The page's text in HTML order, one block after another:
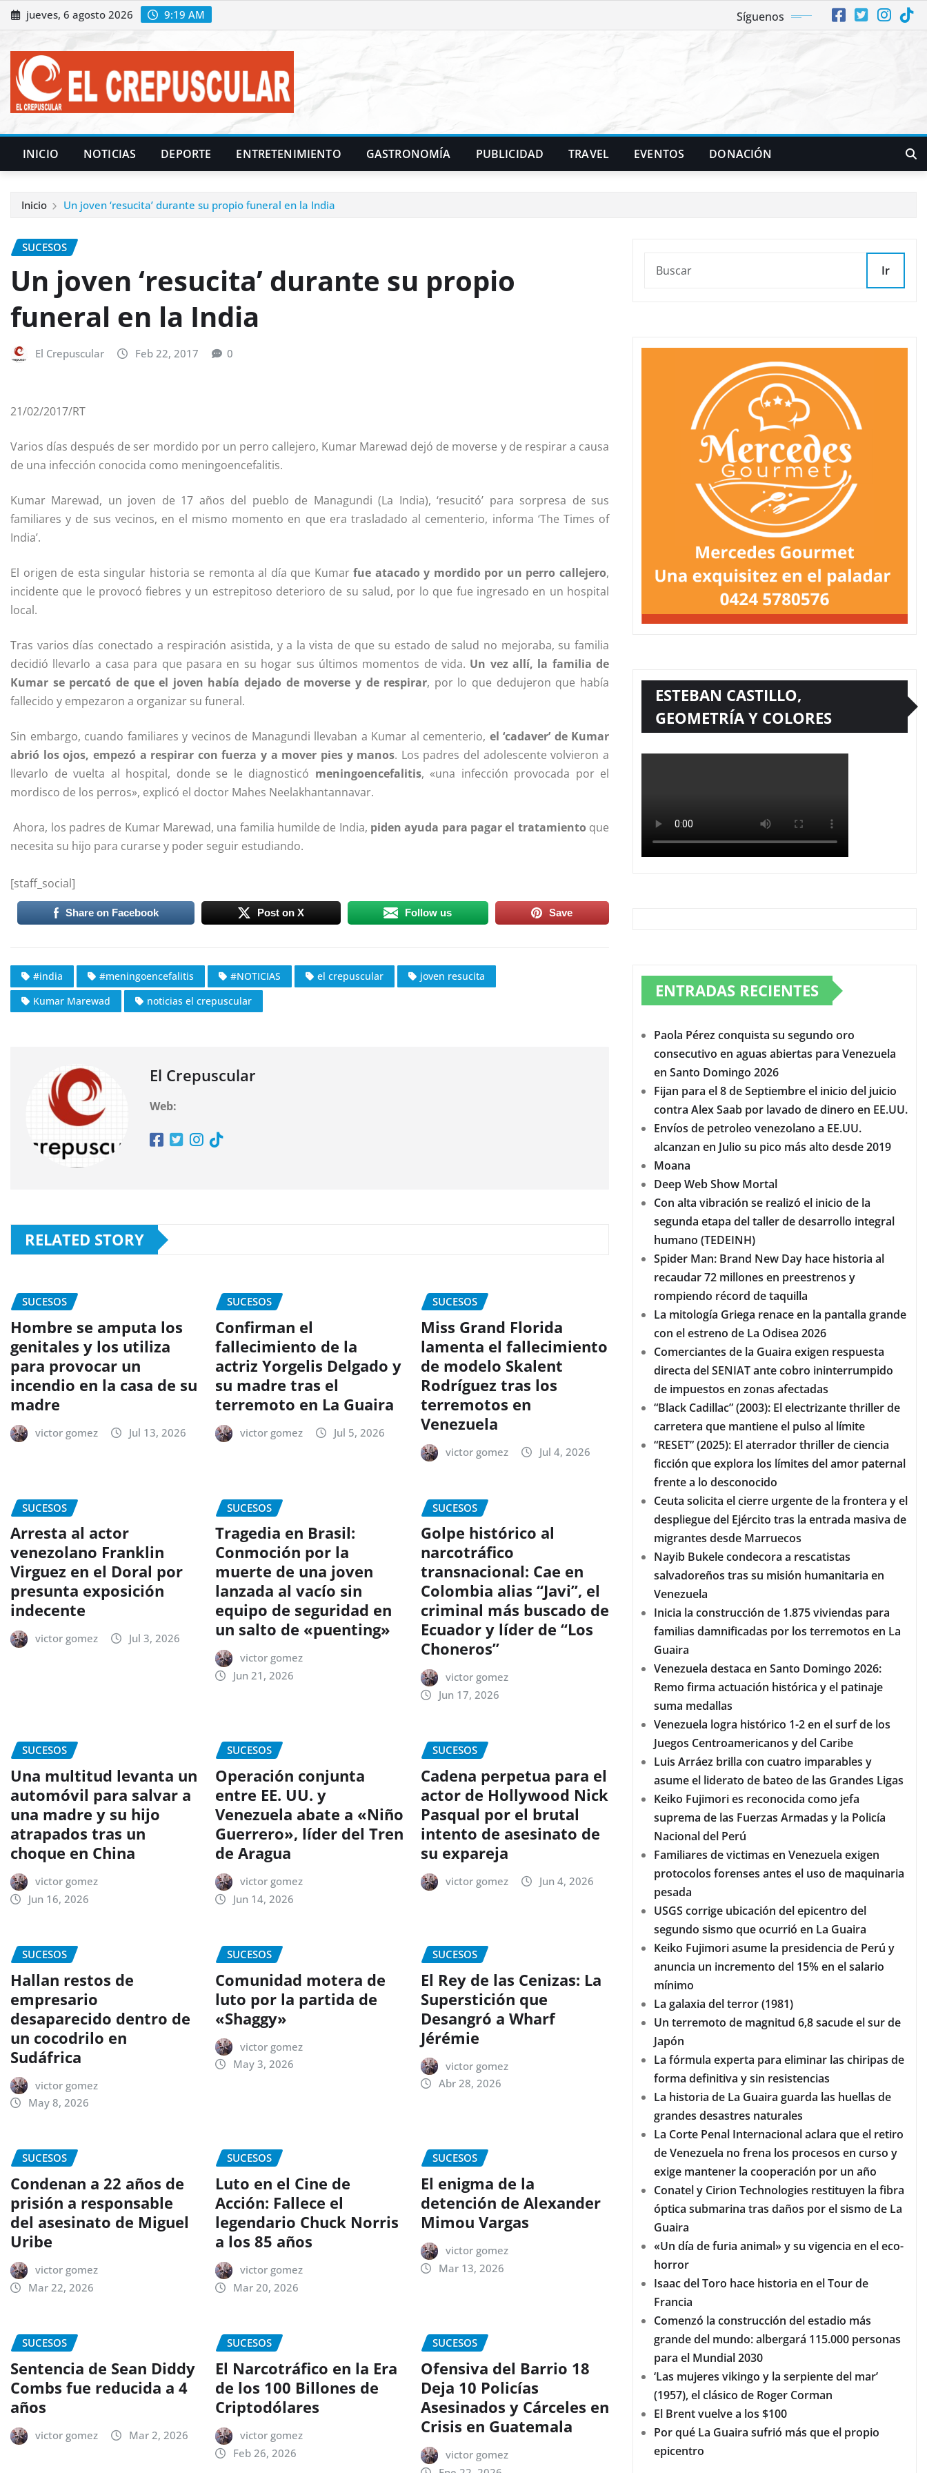
Saltar
al
jueves, 6 agosto 2026 9:19 AM Síguenos
INICIO NOTICIAS DEPORTE ENTRETENIMIENTO GASTRONOMÍA PUBLICIDAD TRAVEL EVENTOS DONACIÓN
Inicio Un joven ‘resucita’ durante su propio funeral en la India
SUCESOS
Un joven ‘resucita’ durante su propio
funeral en la India
El Crepuscular Feb 22, 2017 0
21/02/2017/RT
Varios días después de ser mordido por un perro callejero, Kumar Marewad dejó de moverse y de respirar a causa
de una infección conocida como meningoencefalitis.
Kumar Marewad, un joven de 17 años del pueblo de Managundi (La India), ‘resucitó’ para sorpresa de sus
familiares y de sus vecinos, en el mismo momento en que era trasladado al cementerio, informa ‘The Times of
India’.
El origen de esta singular historia se remonta al día que Kumarfue atacado y mordido por un perro callejero,
incidente que le provocó fiebres y un estrepitoso deterioro de su salud, por lo que fue ingresado en un hospital
local.
Tras varios días conectado a respiración asistida, y a la vista de que su estado de salud no mejoraba, su familia
decidió llevarlo a casa para que pasara en su hogar sus últimos momentos de vida. Un vez allí, la familia de
Kumar se percató de que el joven había dejado de moverse y de respirar, por lo que dedujeron que había
fallecido y empezaron a organizar su funeral.
Sin embargo, cuando familiares y vecinos de Managundi llevaban a Kumar al cementerio, el ‘cadaver’ de Kumar
abrió los ojos, empezó a respirar con fuerza y a mover pies y manos. Los padres del adolescente volvieron a
llevarlo de vuelta al hospital, donde se le diagnosticó meningoencefalitis, «una infección provocada por el
mordisco de los perros», explicó el doctor Mahes Neelakhantannavar.
Ahora, los padres de Kumar Marewad, una familia humilde de India, piden ayuda para pagar el tratamiento que
necesita su hijo para curarse y poder seguir estudiando.
[staff_social]
Share on Facebook Post on X Follow us Save
#india #meningoencefalitis #NOTICIAS el crepuscular
joven resucita
Kumar Marewad
noticias el crepuscular
El Crepuscular
Web:
RELATED STORY
SUCESOS
Hombre se amputa los
genitales y los utiliza
para provocar un
incendio en la casa de su
madre
victor gomez Jul 13, 2026
SUCESOS
Confirman el
fallecimiento de la
actriz Yorgelis Delgado y
su madre tras el
terremoto en La Guaira
victor gomez Jul 5, 2026
SUCESOS
Miss Grand Florida
lamenta el fallecimiento
de modelo Skalent
Rodríguez tras los
terremotos en
Venezuela
victor gomez Jul 4, 2026
SUCESOS
Arresta al actor
venezolano Franklin
Virguez en el Doral por
presunta exposición
indecente
victor gomez Jul 3, 2026
SUCESOS
Tragedia en Brasil:
Conmoción por la
muerte de una joven
lanzada al vacío sin
equipo de seguridad en
un salto de «puenting»
victor gomez
Jun 21, 2026
SUCESOS
Golpe histórico al
narcotráfico
transnacional: Cae en
Colombia alias “Javi”, el
criminal más buscado de
Ecuador y líder de “Los
Choneros”
victor gomez
Jun 17, 2026
SUCESOS
Una multitud levanta un
automóvil para salvar a
una madre y su hijo
atrapados tras un
choque en China
victor gomez
Jun 16, 2026
SUCESOS
Operación conjunta
entre EE. UU. y
Venezuela abate a «Niño
Guerrero», líder del Tren
de Aragua
victor gomez
Jun 14, 2026
SUCESOS
Cadena perpetua para el
actor de Hollywood Nick
Pasqual por el brutal
intento de asesinato de
su expareja
victor gomez Jun 4, 2026
SUCESOS
Hallan restos de
empresario
desaparecido dentro de
un cocodrilo en
Sudáfrica
victor gomez
May 8, 2026
SUCESOS
Comunidad motera de
luto por la partida de
«Shaggy»
victor gomez
May 3, 2026
SUCESOS
El Rey de las Cenizas: La
Superstición que
Desangró a Wharf
Jérémie
victor gomez
Abr 28, 2026
SUCESOS
Condenan a 22 años de
prisión a responsable
del asesinato de Miguel
Uribe
victor gomez
Mar 22, 2026
SUCESOS
Luto en el Cine de
Acción: Fallece el
legendario Chuck Norris
a los 85 años
victor gomez
Mar 20, 2026
SUCESOS
El enigma de la
detención de Alexander
Mimou Vargas
victor gomez
Mar 13, 2026
SUCESOS
Sentencia de Sean Diddy
Combs fue reducida a 4
años
victor gomez Mar 2, 2026
SUCESOS
El Narcotráfico en la Era
de los 100 Billones de
Criptodólares
victor gomez
Feb 26, 2026
SUCESOS
Ofensiva del Barrio 18
Deja 10 Policías
Asesinados y Cárceles en
Crisis en Guatemala
victor gomez
Ir
ESTEBAN CASTILLO,
GEOMETRÍA Y COLORES
ENTRADAS RECIENTES
Paola Pérez conquista su segundo oro
consecutivo en aguas abiertas para Venezuela
en Santo Domingo 2026
Fijan para el 8 de Septiembre el inicio del juicio
contra Alex Saab por lavado de dinero en EE.UU.
Envíos de petroleo venezolano a EE.UU.
alcanzan en Julio su pico más alto desde 2019
Moana
Deep Web Show Mortal
Con alta vibración se realizó el inicio de la
segunda etapa del taller de desarrollo integral
humano (TEDEINH)
Spider Man: Brand New Day hace historia al
recaudar 72 millones en preestrenos y
rompiendo récord de taquilla
La mitología Griega renace en la pantalla grande
con el estreno de La Odisea 2026
Comerciantes de la Guaira exigen respuesta
directa del SENIAT ante cobro ininterrumpido
de impuestos en zonas afectadas
“Black Cadillac” (2003): El electrizante thriller de
carretera que mantiene el pulso al límite
“RESET” (2025): El aterrador thriller de ciencia
ficción que explora los límites del amor paternal
frente a lo desconocido
Ceuta solicita el cierre urgente de la frontera y el
despliegue del Ejército tras la entrada masiva de
migrantes desde Marruecos
Nayib Bukele condecora a rescatistas
salvadoreños tras su misión humanitaria en
Venezuela
Inicia la construcción de 1.875 viviendas para
familias damnificadas por los terremotos en La
Guaira
Venezuela destaca en Santo Domingo 2026:
Remo firma actuación histórica y el patinaje
suma medallas
Venezuela logra histórico 1-2 en el surf de los
Juegos Centroamericanos y del Caribe
Luis Arráez brilla con cuatro imparables y
asume el liderato de bateo de las Grandes Ligas
Keiko Fujimori es reconocida como jefa
suprema de las Fuerzas Armadas y la Policía
Nacional del Perú
Familiares de victimas en Venezuela exigen
protocolos forenses antes el uso de maquinaria
pesada
USGS corrige ubicación del epicentro del
segundo sismo que ocurrió en La Guaira
Keiko Fujimori asume la presidencia de Perú y
anuncia un incremento del 15% en el salario
mínimo
La galaxia del terror (1981)
Un terremoto de magnitud 6,8 sacude el sur de
Japón
La fórmula experta para eliminar las chiripas de
forma definitiva y sin resistencias
La historia de La Guaira guarda las huellas de
grandes desastres naturales
La Corte Penal Internacional aclara que el retiro
de Venezuela no frena los procesos en curso y
exige mantener la cooperación por un año
Conatel y Cirion Technologies restituyen la fibra
óptica submarina tras daños por el sismo de La
Guaira
«Un día de furia animal» y su vigencia en el eco-
horror
Isaac del Toro hace historia en el Tour de
Francia
Comenzó la construcción del estadio más
grande del mundo: albergará 115.000 personas
para el Mundial 2030
‘Las mujeres vikingo y la serpiente del mar’
(1957), el clásico de Roger Corman
El Brent vuelve a los $100
Por qué La Guaira sufrió más que el propio
epicentro